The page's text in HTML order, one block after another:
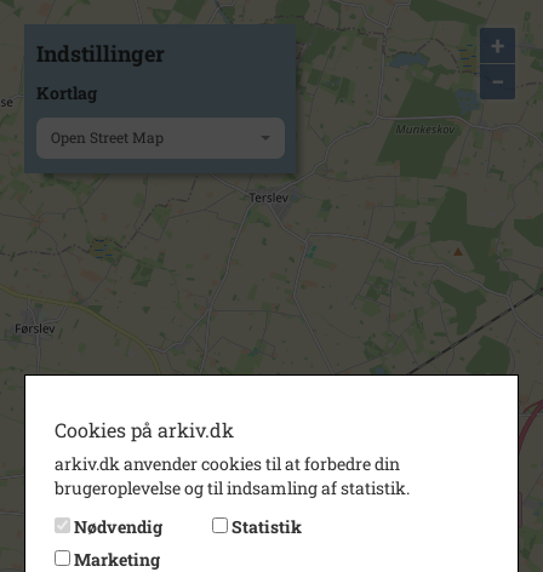
+
−
Indstillinger
Kortlag
Open Street Map
Cookies på arkiv.dk
arkiv.dk anvender cookies til at forbedre din
brugeroplevelse og til indsamling af statistik.
Nødvendig
Statistik
Marketing